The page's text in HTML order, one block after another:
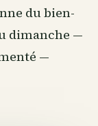
dubien-
dimanche —
—